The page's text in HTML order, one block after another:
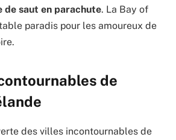
de saut en parachute. La Bay of
paradis pour les amoureux de
de
des villes incontournables de